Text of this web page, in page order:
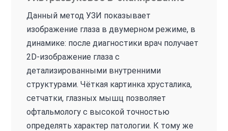
Данный метод УЗИ показывает
изображение глаза в двумерном режиме, в
динамике: после диагностики врач получает
2D-изображение глаза с
детализированными внутренними
структурами. Чёткая картинка хрусталика,
сетчатки, глазных мышц позволяет
офтальмологу с высокой точностью
определять характер патологии. К тому же